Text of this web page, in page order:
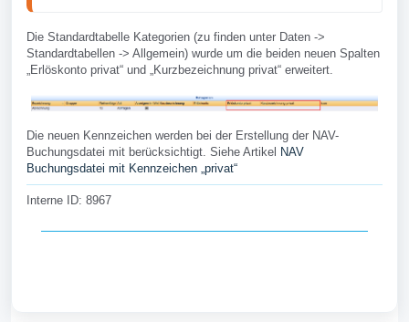
Die Standardtabelle Kategorien (zu finden unter Daten ->
Standardtabellen -> Allgemein) wurde um die beiden neuen Spalten
„Erlöskonto privat“ und „Kurzbezeichnung privat“ erweitert.
Die neuen Kennzeichen werden bei der Erstellung der NAV-
Buchungsdatei mit berücksichtigt. Siehe Artikel NAV
Buchungsdatei mit Kennzeichen „privat“
Interne ID: 8967